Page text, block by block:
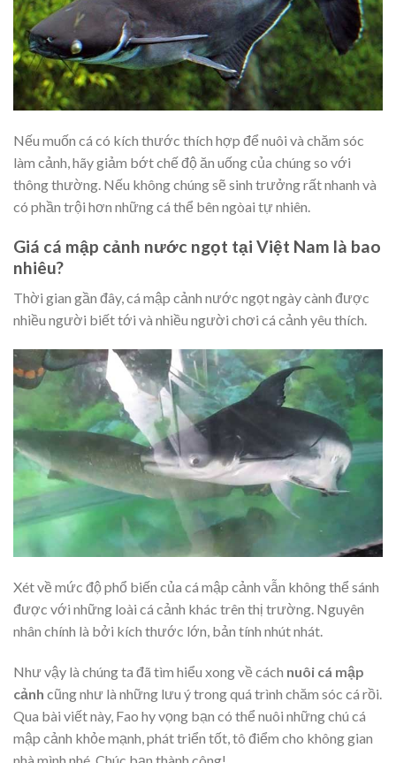
Nếu muốn cá có kích thước thích hợp để nuôi và chăm sóc
làm cảnh, hãy giảm bớt chế độ ăn uống của chúng so với
thông thường. Nếu không chúng sẽ sinh trưởng rất nhanh và
có phần trội hơn những cá thể bên ngòai tự nhiên.
Giá cá mập cảnh nước ngọt tại Việt Nam là bao
nhiêu?
Thời gian gần đây, cá mập cảnh nước ngọt ngày cành được
nhiều người biết tới và nhiều người chơi cá cảnh yêu thích.
Xét về mức độ phổ biến của cá mập cảnh vẫn không thể sánh
được với những loài cá cảnh khác trên thị trường. Nguyên
nhân chính là bởi kích thước lớn, bản tính nhút nhát.
Như vậy là chúng ta đã tìm hiểu xong về cách nuôi cá mập
cảnh cũng như là những lưu ý trong quá trình chăm sóc cá rồi.
Qua bài viết này, Fao hy vọng bạn có thể nuôi những chú cá
mập cảnh khỏe mạnh, phát triển tốt, tô điểm cho không gian